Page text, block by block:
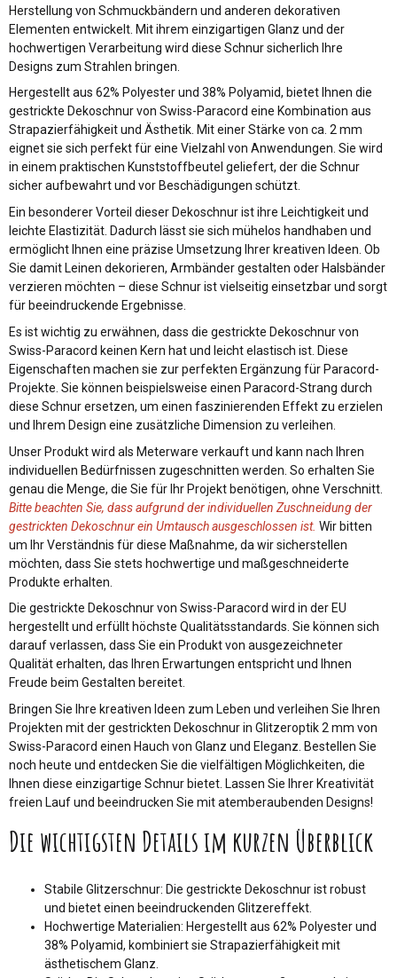
Herstellung von Schmuckbändern und anderen dekorativen
Elementen entwickelt. Mit ihrem einzigartigen Glanz und der
hochwertigen Verarbeitung wird diese Schnur sicherlich Ihre
Designs zum Strahlen bringen.
Hergestellt aus 62% Polyester und 38% Polyamid, bietet Ihnen die
gestrickte Dekoschnur von Swiss-Paracord eine Kombination aus
Strapazierfähigkeit und Ästhetik. Mit einer Stärke von ca. 2 mm
eignet sie sich perfekt für eine Vielzahl von Anwendungen. Sie wird
in einem praktischen Kunststoffbeutel geliefert, der die Schnur
sicher aufbewahrt und vor Beschädigungen schützt.
Ein besonderer Vorteil dieser Dekoschnur ist ihre Leichtigkeit und
leichte Elastizität. Dadurch lässt sie sich mühelos handhaben und
ermöglicht Ihnen eine präzise Umsetzung Ihrer kreativen Ideen. Ob
Sie damit Leinen dekorieren, Armbänder gestalten oder Halsbänder
verzieren möchten – diese Schnur ist vielseitig einsetzbar und sorgt
für beeindruckende Ergebnisse.
Es ist wichtig zu erwähnen, dass die gestrickte Dekoschnur von
Swiss-Paracord keinen Kern hat und leicht elastisch ist. Diese
Eigenschaften machen sie zur perfekten Ergänzung für Paracord-
Projekte. Sie können beispielsweise einen Paracord-Strang durch
diese Schnur ersetzen, um einen faszinierenden Effekt zu erzielen
und Ihrem Design eine zusätzliche Dimension zu verleihen.
Unser Produkt wird als Meterware verkauft und kann nach Ihren
individuellen Bedürfnissen zugeschnitten werden. So erhalten Sie
genau die Menge, die Sie für Ihr Projekt benötigen, ohne Verschnitt.
Bitte beachten Sie, dass aufgrund der individuellen Zuschneidung der
gestrickten Dekoschnur ein Umtausch ausgeschlossen ist. Wir bitten
um Ihr Verständnis für diese Maßnahme, da wir sicherstellen
möchten, dass Sie stets hochwertige und maßgeschneiderte
Produkte erhalten.
Die gestrickte Dekoschnur von Swiss-Paracord wird in der EU
hergestellt und erfüllt höchste Qualitätsstandards. Sie können sich
darauf verlassen, dass Sie ein Produkt von ausgezeichneter
Qualität erhalten, das Ihren Erwartungen entspricht und Ihnen
Freude beim Gestalten bereitet.
Bringen Sie Ihre kreativen Ideen zum Leben und verleihen Sie Ihren
Projekten mit der gestrickten Dekoschnur in Glitzeroptik 2 mm von
Swiss-Paracord einen Hauch von Glanz und Eleganz. Bestellen Sie
noch heute und entdecken Sie die vielfältigen Möglichkeiten, die
Ihnen diese einzigartige Schnur bietet. Lassen Sie Ihrer Kreativität
freien Lauf und beeindrucken Sie mit atemberaubenden Designs!
Die wichtigsten Details im kurzen Überblick
Stabile Glitzerschnur: Die gestrickte Dekoschnur ist robust
und bietet einen beeindruckenden Glitzereffekt.
Hochwertige Materialien: Hergestellt aus 62% Polyester und
38% Polyamid, kombiniert sie Strapazierfähigkeit mit
ästhetischem Glanz.